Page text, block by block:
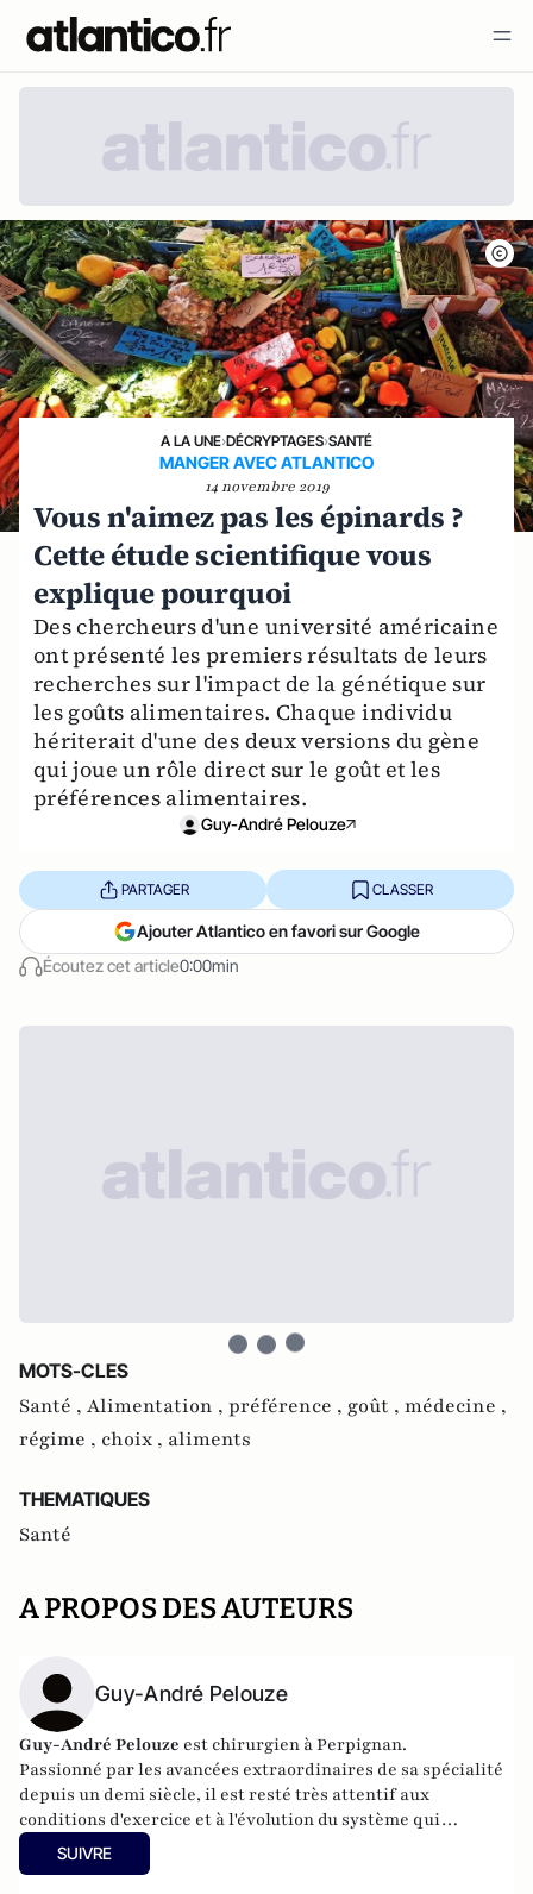
A LA UNE›DÉCRYPTAGES›SANTÉ
MANGER AVEC ATLANTICO
14 novembre 2019
Vous n'aimez pas les épinards ?
Cette étude scientifique vous
explique pourquoi
Des chercheurs d'une université américaine
ont présenté les premiers résultats de leurs
recherches sur l'impact de la génétique sur
les goûts alimentaires. Chaque individu
hériterait d'une des deux versions du gène
qui joue un rôle direct sur le goût et les
préférences alimentaires.
Guy-André Pelouze
Écoutez cet article0:00min
PARTAGER CLASSER
Ajouter Atlantico en favori sur Google
MOTS-CLES
Santé , Alimentation , préférence , goût , médecine ,
régime , choix , aliments
THEMATIQUES
Santé
A PROPOS DES AUTEURS
Guy-André Pelouze
Guy-André Pelouze est chirurgien à Perpignan.
Passionné par les avancées extraordinaires de sa spécialité
depuis un demi siècle, il est resté très attentif aux
conditions d'exercice et à l'évolution du système qui
conditionnent la qualité des soins.
SUIVRE